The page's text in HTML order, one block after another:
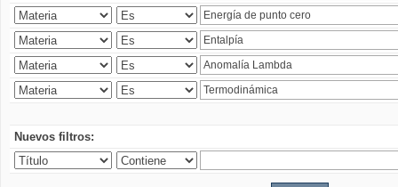
Nuevos filtros: